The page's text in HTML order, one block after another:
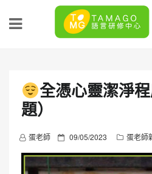
全憑心靈潔淨
題）
蛋老師
P
o
s
09/05/2023 蛋老師